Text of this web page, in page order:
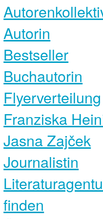
Autorin
Bestseller
Buchautorin
Flyerverteilung
Franziska
Jasna Zajček
Journalistin
finden